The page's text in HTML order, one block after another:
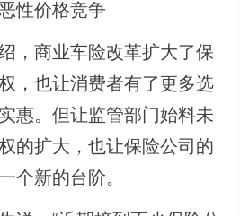
价格竞争
商业车险改革扩大了保
，也让消费者有了更多选
惠。但让监管部门始料未
的扩大，也让保险公司的
个新的台阶。